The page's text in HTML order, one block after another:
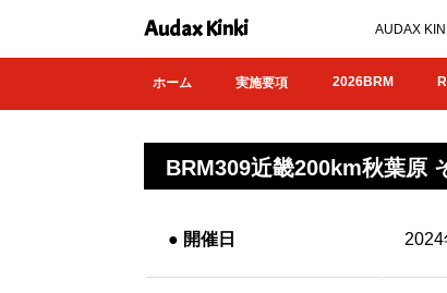
Audax Kinki AUDAX
ホーム 実施要項 2026BRM
BRM309近畿200km秋葉原
● 開催日 2024